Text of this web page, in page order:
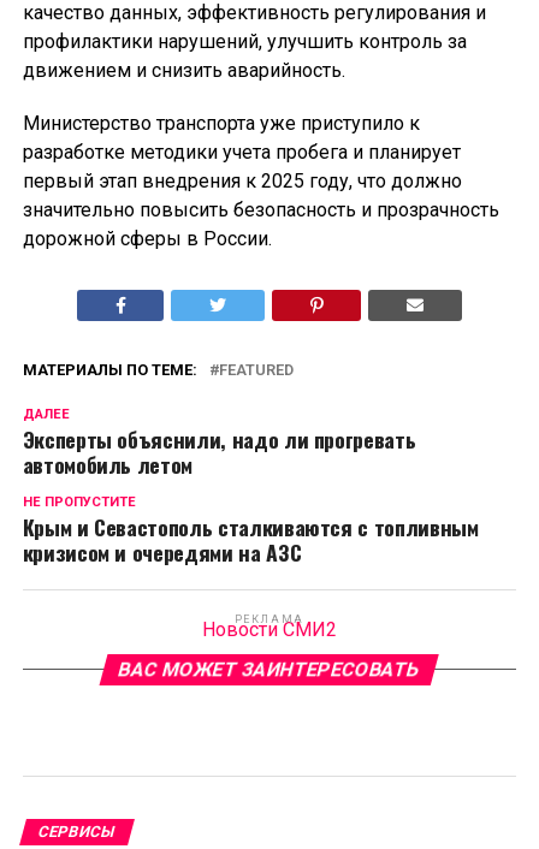
качество данных, эффективность регулирования и
профилактики нарушений, улучшить контроль за
движением и снизить аварийность.
Министерство транспорта уже приступило к
разработке методики учета пробега и планирует
первый этап внедрения к 2025 году, что должно
значительно повысить безопасность и прозрачность
дорожной сферы в России.
МАТЕРИАЛЫ ПО ТЕМЕ: FEATURED
ДАЛЕЕ
Эксперты объяснили, надо ли прогревать
автомобиль летом
НЕ ПРОПУСТИТЕ
Крым и Севастополь сталкиваются с топливным
кризисом и очередями на АЗС
РЕКЛАМА
Новости СМИ2
ВАС МОЖЕТ ЗАИНТЕРЕСОВАТЬ
СЕРВИСЫ